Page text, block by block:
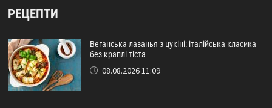
РЕЦЕПТИ
Веганська лазанья з цукіні: італійська класика
без краплі тіста
08.08.2026 11:09